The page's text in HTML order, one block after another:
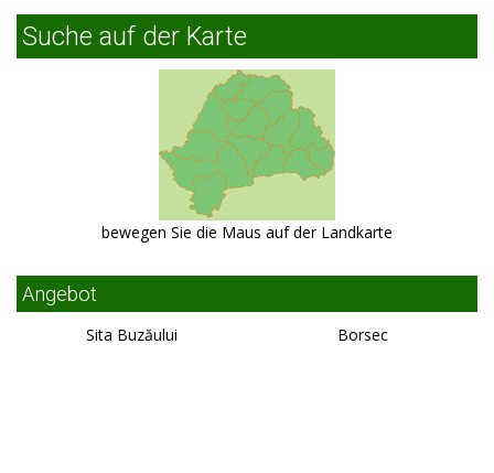
Suche auf der Karte
bewegen Sie die Maus auf der Landkarte
Angebot
Sita Buzăului Borsec